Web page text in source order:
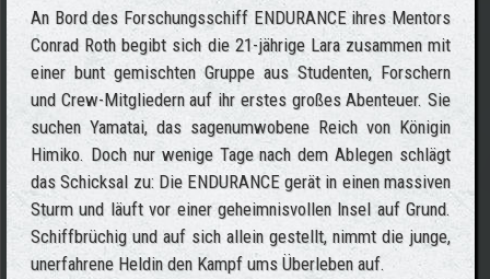
An Bord des Forschungsschiff ENDURANCE ihres Mentors
Conrad Roth begibt sich die 21-jährige Lara zusammen mit
einer bunt gemischten Gruppe aus Studenten, Forschern
und Crew-Mitgliedern auf ihr erstes großes Abenteuer. Sie
suchen Yamatai, das sagenumwobene Reich von Königin
Himiko. Doch nur wenige Tage nach dem Ablegen schlägt
das Schicksal zu: Die ENDURANCE gerät in einen massiven
Sturm und läuft vor einer geheimnisvollen Insel auf Grund.
Schiffbrüchig und auf sich allein gestellt, nimmt die junge,
unerfahrene Heldin den Kampf ums Überleben auf.